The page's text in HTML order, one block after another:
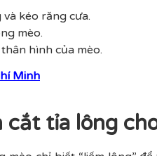
kéo răng cưa.
mèo.
hình của mèo.
Minh
cắt tỉa lông